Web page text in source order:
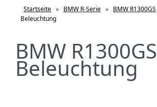
Startseite » BMW R-Serie » BMW R1300GS
Beleuchtung
BMW R1300GS
Beleuchtung